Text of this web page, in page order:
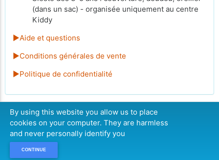
(dans un sac) - organisée uniquement au centre
Kiddy
►Aide et questions
►Conditions générales de vente
►Politique de confidentialité
CONTINUER
By using this website you allow us to place
cookies on your computer. They are harmless
and never personally identify you
CONTINUE